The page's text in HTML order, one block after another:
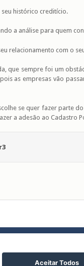
histórico creditício.
a análise para quem
relacionamento com o
que sempre foi um
as empresas vão
se quer fazer parte
a adesão ao Cadastro
Inovação e
Aceitar Todos